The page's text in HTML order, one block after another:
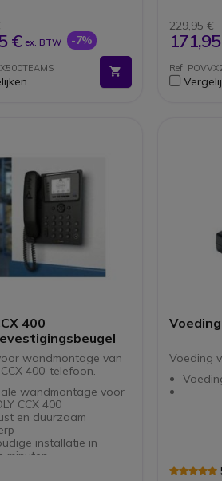
technologie
met Microsoft
en Skype voor
€ ex. BTW -7%
Voice
2 8"
10/
229,95 €
Ref:
400
wandmontage van
400-telefoon.
wandmontage voor
CCX 400
en duurzaam
installatie in
minuten
Voeding